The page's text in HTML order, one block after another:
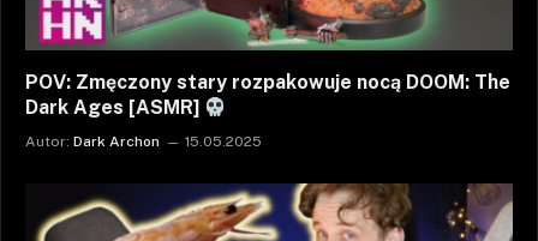
POV: Zmęczony stary rozpakowuje nocą DOOM: The
Dark Ages [ASMR]
Autor: Dark Archon 15.05.2025